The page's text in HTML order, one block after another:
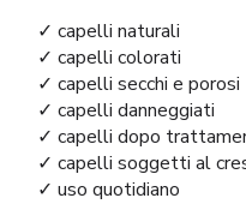
✓ capelli naturali
✓ capelli colorati
✓ capelli secchi e porosi
✓ capelli danneggiati
✓ capelli dopo
✓ capelli soggetti al
✓ uso quotidiano